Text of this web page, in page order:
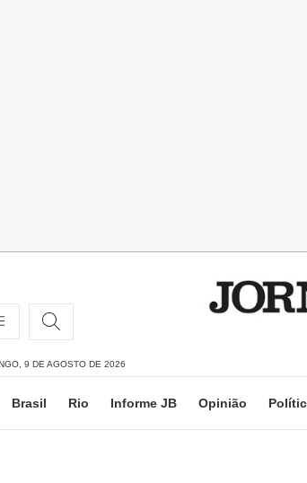
9 DE AGOSTO DE 2026
Brasil Rio Informe JB Opinião